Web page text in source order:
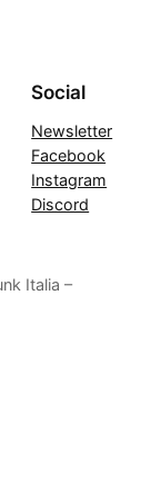
Social
Newsletter
Facebook
Instagram
Discord
Italia –